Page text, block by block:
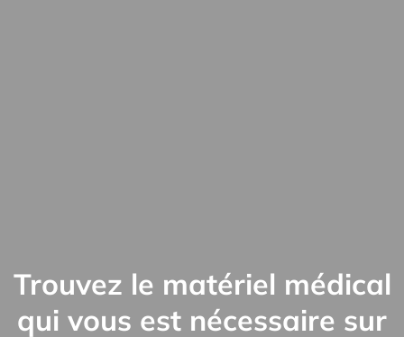
Trouvez le matériel médical
qui vous est nécessaire sur